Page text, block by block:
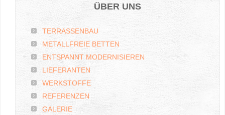
ÜBER UNS
TERRASSENBAU
METALLFREIE BETTEN
ENTSPANNT MODERNISIEREN
LIEFERANTEN
WERKSTOFFE
REFERENZEN
GALERIE